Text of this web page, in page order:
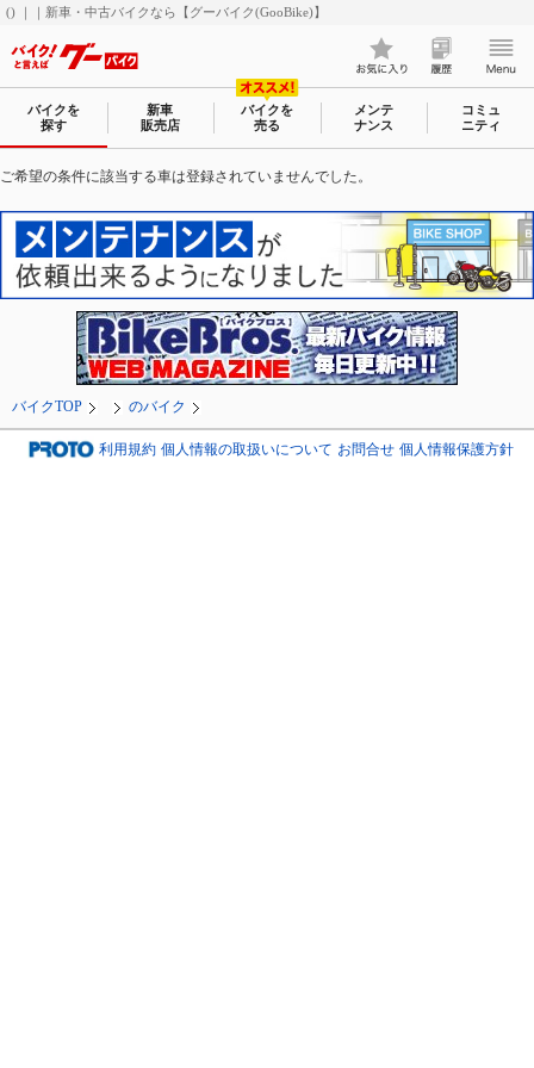
() ｜｜新車・中古バイクなら【グーバイク(GooBike)】
バイクを
探す
新車
販売店
バイクを
売る
メンテ
ナンス
コミュ
ニティ
ご希望の条件に該当する車は登録されていませんでした。
バイクTOP のバイク
利用規約 個人情報の取扱いについて お問合せ 個人情報保護方針